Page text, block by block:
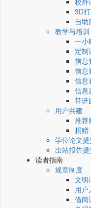
3D
自助
教学与培训
一小
定制
信息
信息
信息
信息
带班
用户共建
推荐
捐赠
学位论文
出站报告
读者指南
规章制度
文明
用户
借阅